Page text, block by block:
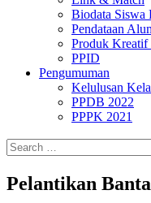
Biodata Siswa
Pendataan
Produk Kreatif
PPID
Pengumuman
Kelulusan
PPDB 2022
PPPK 2021
Search
for:
Pelantikan